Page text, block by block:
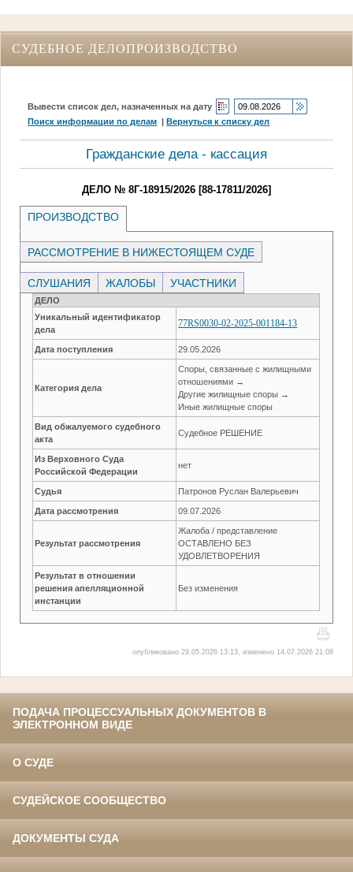
СУДЕБНОЕ ДЕЛОПРОИЗВОДСТВО
Вывести список дел, назначенных на дату
Поиск информации по делам |Вернуться к списку дел
Гражданские дела - кассация
ДЕЛО № 8Г-18915/2026 [88-17811/2026]
ПРОИЗВОДСТВО
РАССМОТРЕНИЕ В НИЖЕСТОЯЩЕМ СУДЕ
СЛУШАНИЯ ЖАЛОБЫ УЧАСТНИКИ
ДЕЛО
Уникальный идентификатор
дела
77RS0030-02-2025-001184-13
Дата поступления 29.05.2026
Категория дела
Споры, связанные с жилищными
отношениями →
Другие жилищные споры →
Иные жилищные споры
Вид обжалуемого судебного
акта
Судебное РЕШЕНИЕ
Из Верховного Суда
Российской Федерации
нет
Судья Патронов Руслан Валерьевич
Дата рассмотрения 09.07.2026
Результат рассмотрения
Жалоба / представление
ОСТАВЛЕНО БЕЗ
УДОВЛЕТВОРЕНИЯ
Результат в отношении
решения апелляционной
инстанции
Без изменения
опубликовано 29.05.2026 13:13, изменено 14.07.2026 21:08
ПОДАЧА ПРОЦЕССУАЛЬНЫХ ДОКУМЕНТОВ В
ЭЛЕКТРОННОМ ВИДЕ
О СУДЕ
СУДЕЙСКОЕ СООБЩЕСТВО
ДОКУМЕНТЫ СУДА